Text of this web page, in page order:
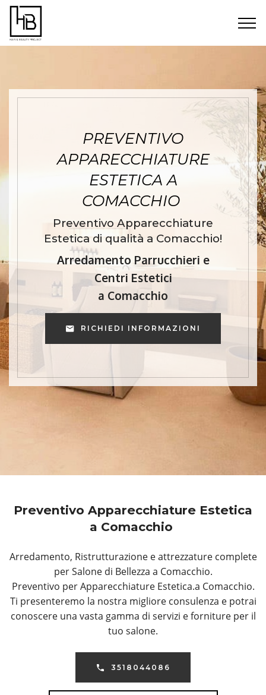
PREVENTIVO
APPARECCHIATURE
ESTETICA A
COMACCHIO
Preventivo Apparecchiature
Estetica di qualità a Comacchio!
Arredamento Parrucchieri e
Centri Estetici
a Comacchio
RICHIEDI INFORMAZIONI
Preventivo Apparecchiature Estetica
a Comacchio
Arredamento, Ristrutturazione e attrezzature complete
per Salone di Bellezza a Comacchio.
Preventivo per Apparecchiature Estetica.a Comacchio.
Ti presenteremo la nostra migliore consulenza e potrai
conoscere una vasta gamma di servizi e forniture per il
tuo salone.
3518044086